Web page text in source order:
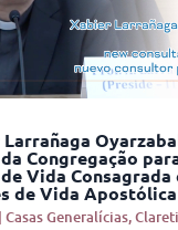
Congregação
Vida Consagrada
de Vida Apostólica
| Casas Generalícias,